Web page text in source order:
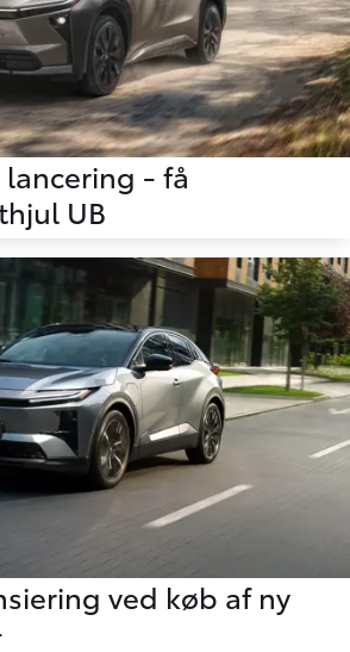
lancering - få
UB
ved køb af ny